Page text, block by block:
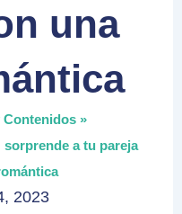
una
»
a tu pareja
2023